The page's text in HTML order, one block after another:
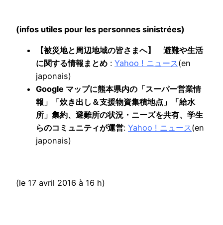
(infos utiles pour les personnes sinistrées)
【被災地と周辺地域の皆さまへ】 避難や生活
に関する情報まとめ : Yahoo ! ニュース(en
japonais)
Google マップに熊本県内の「スーパー営業情
報」「炊き出し＆支援物資集積地点」「給水
所」集約、避難所の状況・ニーズを共有、学生
らのコミュニティが運営: Yahoo ! ニュース(en
japonais)
(le 17 avril 2016 à 16 h)